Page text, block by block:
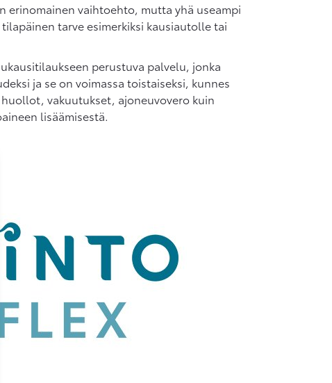
erinomainen vaihtoehto, mutta yhä useampi
tarve esimerkiksi kausiautolle tai
perustuva palvelu, jonka
ja se on voimassa toistaiseksi, kunnes
vakuutukset, ajoneuvovero kuin
lisäämisestä.